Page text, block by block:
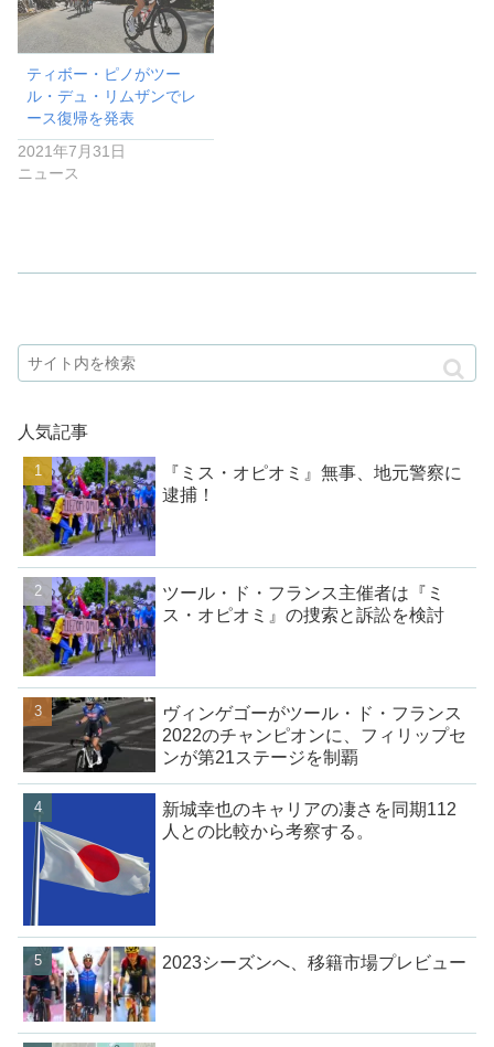
ティボー・ピノがツー
ル・デュ・リムザンでレ
ース復帰を発表
2021年7月31日
ニュース
人気記事
『ミス・オピオミ』無事、地元警察に
逮捕！
ツール・ド・フランス主催者は『ミ
ス・オピオミ』の捜索と訴訟を検討
ヴィンゲゴーがツール・ド・フランス
2022のチャンピオンに、フィリップセ
ンが第21ステージを制覇
新城幸也のキャリアの凄さを同期112
人との比較から考察する。
2023シーズンへ、移籍市場プレビュー